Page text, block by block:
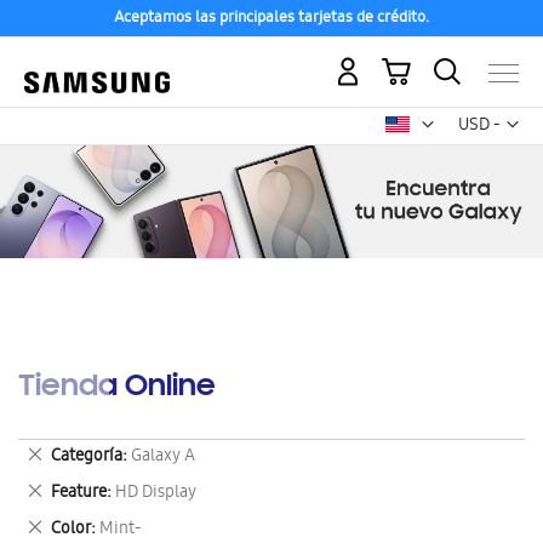
Aceptamos las principales tarjetas de crédito.
USD -
dólar
Mi carrito
Tienda Online
Categoría Galaxy A
Eliminar
este
artículo
Feature HD Display
Eliminar
este
Color Mint-
Eliminar